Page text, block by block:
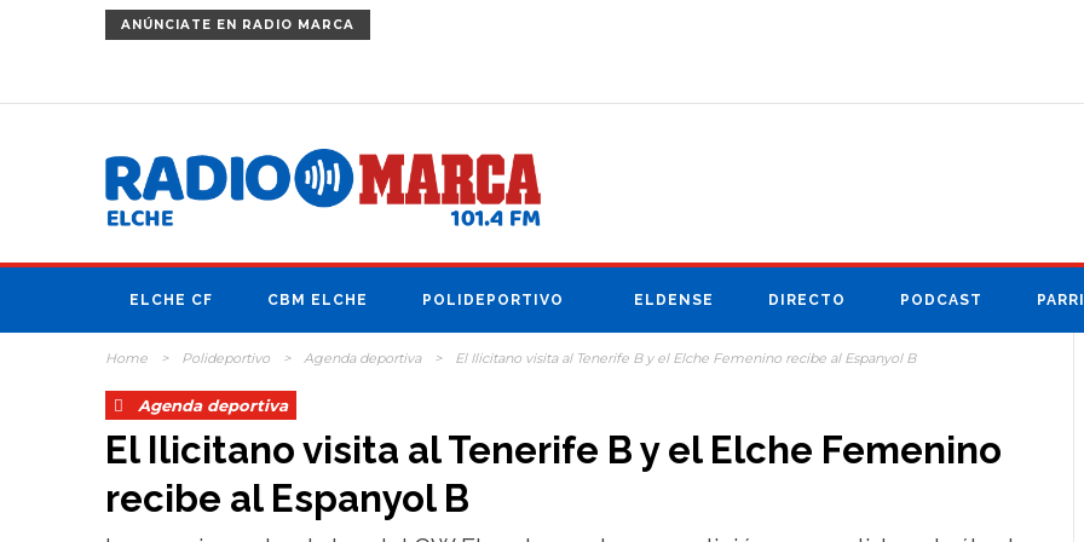
ANÚNCIATE EN RADIO MARCA
ELCHE CF CBM ELCHE POLIDEPORTIVO ELDENSE DIRECTO PODCAST
Home > Polideportivo > Agenda deportiva > El Ilicitano visita al Tenerife B y el Elche Femenino recibe al Espanyol B
Agenda deportiva
El Ilicitano visita al Tenerife B y el Elche Femenino
recibe al Espanyol B